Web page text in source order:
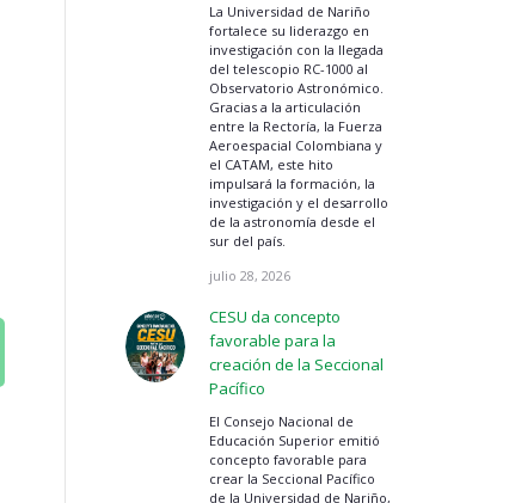
La Universidad de Nariño
fortalece su liderazgo en
investigación con la llegada
del telescopio RC-1000 al
Observatorio Astronómico.
Gracias a la articulación
entre la Rectoría, la Fuerza
Aeroespacial Colombiana y
el CATAM, este hito
impulsará la formación, la
investigación y el desarrollo
de la astronomía desde el
sur del país.
julio 28, 2026
CESU da concepto
favorable para la
creación de la Seccional
Pacífico
El Consejo Nacional de
Educación Superior emitió
concepto favorable para
crear la Seccional Pacífico
de la Universidad de Nariño,